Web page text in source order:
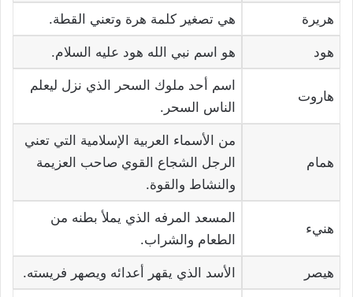
هريرة هي تصغير كلمة هرة وتعني القطة.
هود هو اسم نبي الله هود عليه السلام.
هاروت
اسم أحد ملوك السحر الذي نزل ليعلم
الناس السحر.
همام
من الأسماء العربية الإسلامية التي تعني
الرجل الشجاع القوي صاحب العزيمة
والنشاط والقوة.
هنيء
المسعد المرفه الذي يملأ بطنه من
الطعام والشراب.
هيصر الأسد الذي يقهر أعدائه ويصهر فريسته.